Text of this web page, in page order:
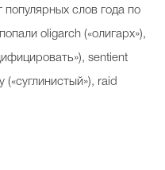
популярных слов года по
oligarch («олигарх»),
sentient
(«суглинистый»), raid